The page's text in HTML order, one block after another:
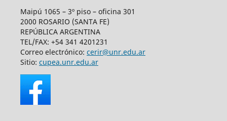
Maipú 1065 – 3º piso – oficina 301
2000 ROSARIO (SANTA FE)
REPÚBLICA ARGENTINA
TEL/FAX: +54 341 4201231
Correo electrónico: cerir@unr.edu.ar
Sitio: cupea.unr.edu.ar